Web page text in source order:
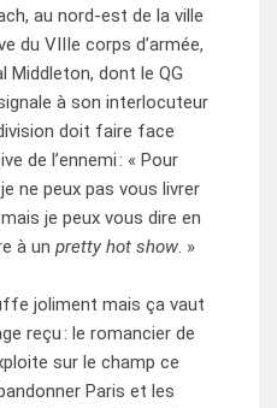
au nord-est de la ville
du VIIIe corps d’armée,
Middleton, dont le QG
à son interlocuteur
doit faire face
de l’ennemi : « Pour
ne peux pas vous livrer
je peux vous dire en
à un pretty hot show. »
joliment mais ça vaut
reçu : le romancier de
sur le champ ce
Paris et les